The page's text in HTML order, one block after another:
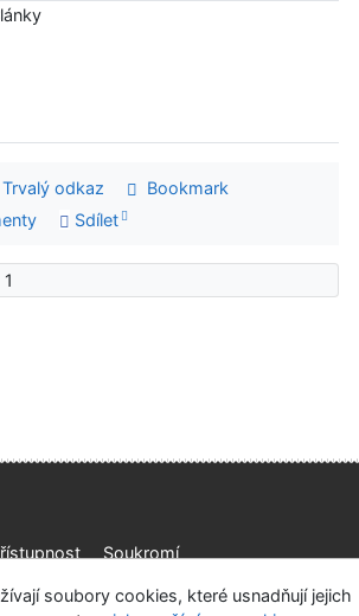
Trvalý odkaz
Bookmark
Sdílet
Soukromí
Napište nám Nastavení cookies
soubory cookies, které usnadňují jejich